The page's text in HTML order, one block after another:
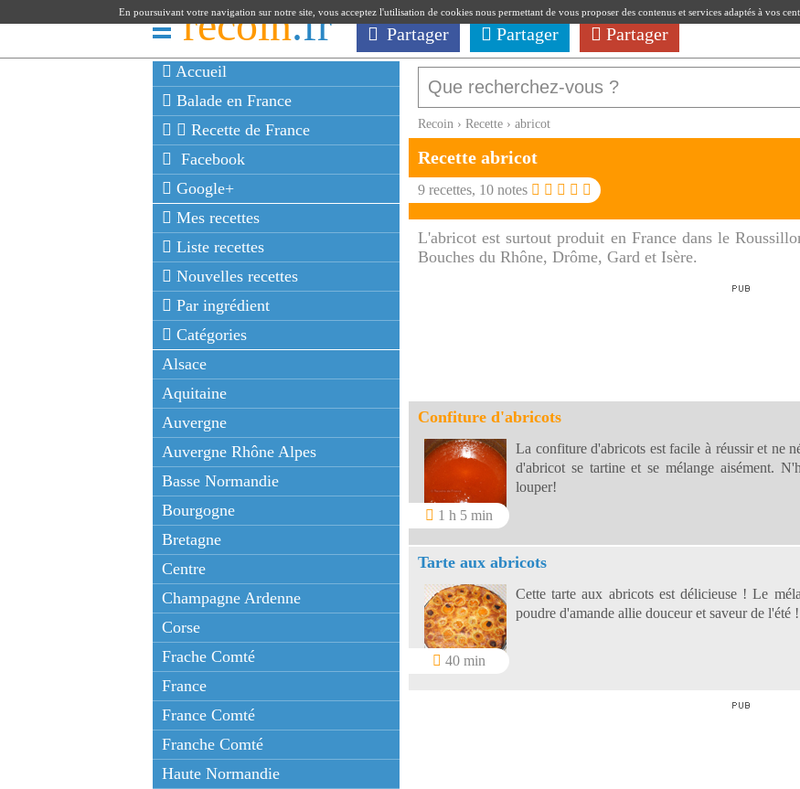
recoin.fr Partager Partager Partager
Accueil
Balade en France
Recette de France
Facebook
Google+
Mes recettes
Liste recettes
Nouvelles recettes
Par ingrédient
Catégories
Alsace
Aquitaine
Auvergne
Auvergne Rhône Alpes
Basse Normandie
Bourgogne
Bretagne
Centre
Champagne Ardenne
Corse
Frache Comté
France
France Comté
Franche Comté
Haute Normandie
Recoin › Recette › abricot
Recette abricot
9 recettes, 10 notes
L'abricot est surtout produit en France dans le
Bouches du Rhône, Drôme, Gard et Isère.
Confiture d'abricots
1 h 5 min
La confiture d'abricots est facile à réussir et ne
d'abricot se tartine et se mélange aisément.
louper!
Tarte aux abricots
40 min
Cette tarte aux abricots est délicieuse ! Le
poudre d'amande allie douceur et saveur de l'été !
En poursuivant votre navigation sur notre site, vous acceptez l'utilisation de cookies nous permettant de vous proposer des contenus et services adaptés à vos